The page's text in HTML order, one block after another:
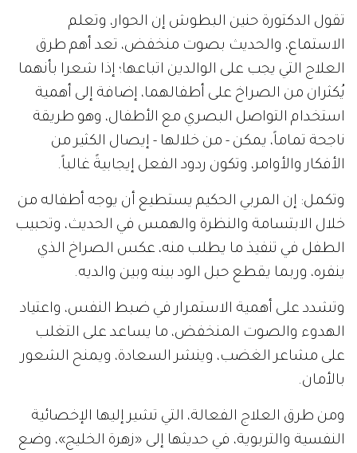
تقول الدكتورة حنين البطوش إن الحوار، وتعلم
الاستماع، والحديث بصوت منخفض، تعد أهم طرق
العلاج التي يجب على الوالدين اتباعها؛ إذا شعرا بأنهما
يُكثران من الصراخ على أطفالهما، إضافة إلى أهمية
استخدام التواصل البصري مع الأطفال، وهو طريقة
ناجحة تماماً، يمكن - من خلالها - إيصال الكثير من
الأفكار والأوامر، وتكون ردود الفعل إيجابيةً غالباً.
وتكمل: إن المربي الحكيم يستطيع أن يوجه أطفاله من
خلال الابتسامة والنظرة والهمس في الحديث، وتحبيب
الطفل في تنفيذ ما يطلب منه، عكس الصراخ الذي
ينفره، وربما يقطع حبل الود بينه وبين والديه.
وتشدد على أهمية الاستمرار في ضبط النفس، واعتياد
الهدوء والصوت المنخفض، ما يساعد على التغلب
على مشاعر الغضب، وينشر السعادة، ويمنح الشعور
بالأمان.
ومن طرق العلاج الفعالة، التي تشير إليها الإخصائية
النفسية والتربوية، في حديثها إلى «زهرة الخليج»، وضع